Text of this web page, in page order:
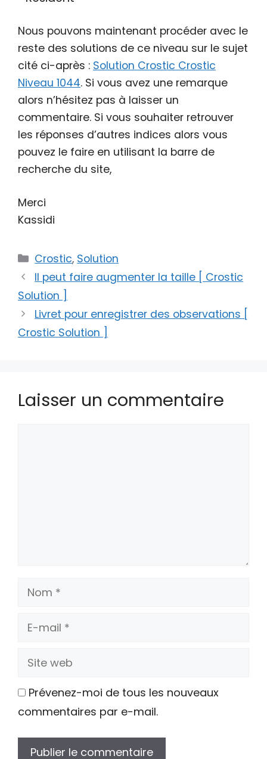
Nous pouvons maintenant procéder avec le
reste des solutions de ce niveau sur le sujet
cité ci-après : Solution Crostic Crostic
Niveau 1044. Si vous avez une remarque
alors n’hésitez pas à laisser un
commentaire. Si vous souhaiter retrouver
les réponses d’autres indices alors vous
pouvez le faire en utilisant la barre de
recherche du site,
Merci
Kassidi
Catégories
Crostic, Solution
Il peut faire augmenter la taille [ Crostic
Solution ]
Livret pour enregistrer des observations [
Crostic Solution ]
Laisser un commentaire
Nom
E-
Site
Prévenez-moi de tous les nouveaux
commentaires par e-mail.